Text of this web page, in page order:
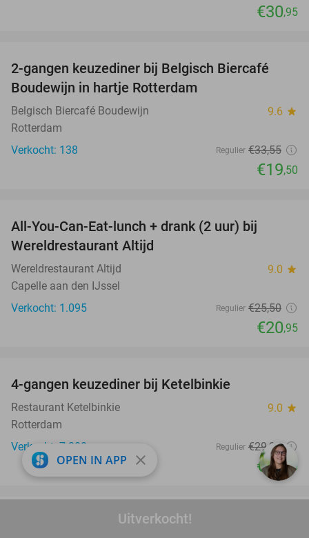
Uitverkocht!
€30,95
42%
2-gangen keuzediner bij Belgisch Biercafé
Boudewijn in hartje Rotterdam
Belgisch Biercafé Boudewijn 9.6 star
Rotterdam
Verkocht: 138
Regulier €33,55
€19,50
All-You-Can-Eat-lunch + drank (2 uur) bij
Wereldrestaurant Altijd
Wereldrestaurant Altijd 9.0 star
Capelle aan den IJssel
Verkocht: 1.095
Regulier €25,50
€20,95
4-gangen keuzediner bij Ketelbinkie
Restaurant Ketelbinkie 9.0 star
Rotterdam
Verkocht: 7.208
Regulier €29 ,95
€16,50
4-gangen keuzediner bij De Beren in hartje
OPEN IN APP close